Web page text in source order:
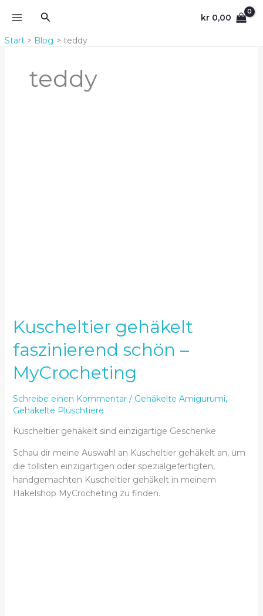
Inhalt
Suchen kr 0,00
Start Blog teddy
teddy
Kuscheltier gehäkelt
faszinierend schön –
MyCrocheting
Schreibe einen Kommentar / Gehäkelte Amigurumi,
Gehäkelte Plüschtiere
Kuscheltier gehäkelt sind einzigartige Geschenke
Schau dir meine Auswahl an Kuscheltier gehäkelt an, um
die tollsten einzigartigen oder spezialgefertigten,
handgemachten Kuscheltier gehäkelt in meinem
Häkelshop MyCrocheting zu finden.